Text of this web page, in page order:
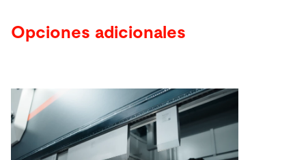
Opciones adicionales